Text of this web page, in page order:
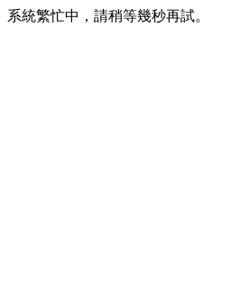
系統繁忙中，請稍等幾秒再試。